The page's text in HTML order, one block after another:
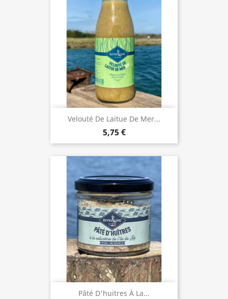
Velouté De Laitue De Mer...
5,75 €
Pâté D'huitres À La...